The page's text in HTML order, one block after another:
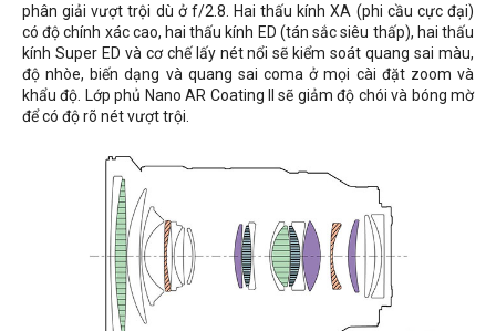
phân giải vượt trội dù ở f/2.8. Hai thấu kính XA (phi cầu cực đại)
có độ chính xác cao, hai thấu kính ED (tán sắc siêu thấp), hai thấu
kính Super ED và cơ chế lấy nét nổi sẽ kiểm soát quang sai màu,
độ nhòe, biến dạng và quang sai coma ở mọi cài đặt zoom và
khẩu độ. Lớp phủ Nano AR Coating II sẽ giảm độ chói và bóng mờ
để có độ rõ nét vượt trội.